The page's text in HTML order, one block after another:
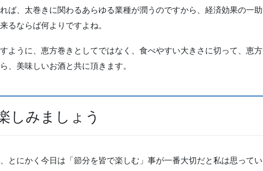
ば、太巻きに関わるあらゆる業種が潤うのですから、経済効果の一助
るならば何よりですよね。
ように、恵方巻きとしてではなく、食べやすい大きさに切って、恵方
、美味しいお酒と共に頂きます。
しみましょう
とにかく今日は「節分を皆で楽しむ」事が一番大切だと私は思ってい